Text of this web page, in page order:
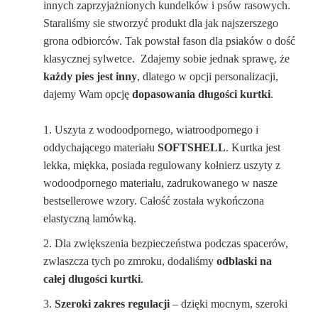
innych zaprzyjażnionych kundelków i psów rasowych.
Staraliśmy sie stworzyć produkt dla jak najszerszego
grona odbiorców. Tak powstał fason dla psiaków o dość
klasycznej sylwetce. Zdajemy sobie jednak sprawę, że
każdy pies jest inny, dlatego w opcji personalizacji,
dajemy Wam opcjędopasowania długości kurtki.
Uszyta z wodoodpornego, wiatroodpornego i
oddychającego materiałuSOFTSHELL. Kurtka jest
lekka, miękka, posiada regulowany kołnierz uszyty z
wodoodpornego materiału, zadrukowanego w nasze
bestsellerowe wzory. Całość została wykończona
elastyczną lamówką.
Dla zwiększenia bezpieczeństwa podczas spacerów,
zwlaszcza tych po zmroku, dodaliśmyodblaski na
całej długości kurtki.
Szeroki zakres regulacji – dzięki mocnym, szeroki